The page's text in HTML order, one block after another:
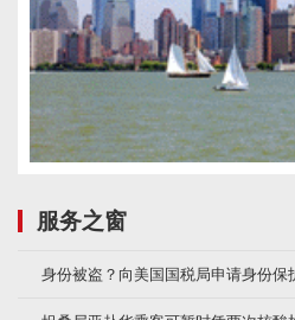
服务之窗
身份被盗？向美国国税局申请身份保